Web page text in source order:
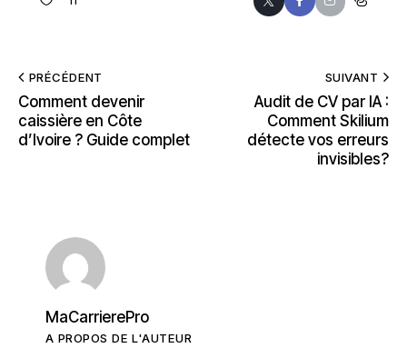
PRÉCÉDENT
Comment devenir
caissière en Côte
d’Ivoire ? Guide complet
SUIVANT
Audit de CV par IA :
Comment Skilium
détecte vos erreurs
invisibles?
MaCarrierePro
A PROPOS DE L'AUTEUR